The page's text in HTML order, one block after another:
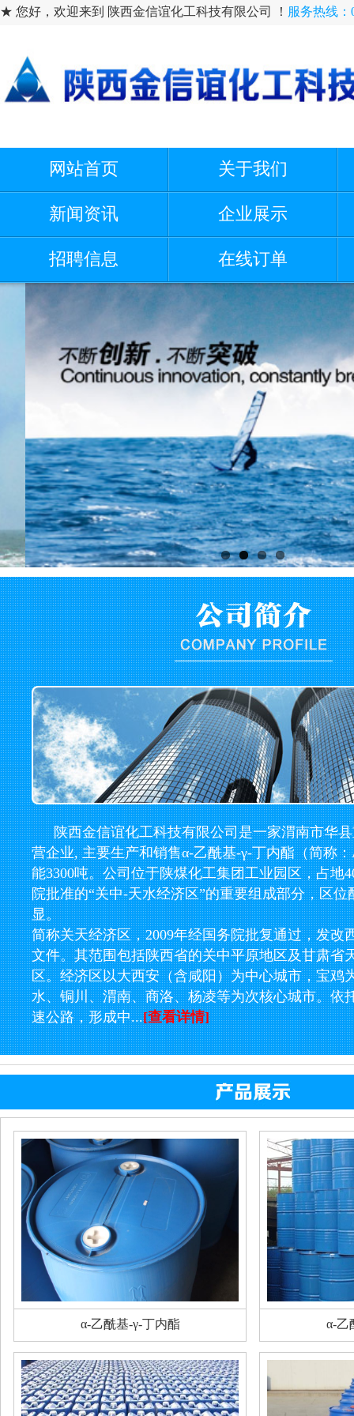
★ 您好，欢迎来到 陕西金信谊化工科技有限公司 ！ 服务热线：
网站首页 关于我们
新闻资讯 企业展示
招聘信息 在线订单
陕西金信谊化工科技有限公司是一家渭南市华
营企业, 主要生产和销售α-乙酰基-γ-丁内酯（简称
能3300吨。公司位于陕煤化工集团工业园区，占地
院批准的“关中-天水经济区”的重要组成部分，区位
显。
简称关天经济区，2009年经国务院批复通过，发改
文件。其范围包括陕西省的关中平原地区及甘肃省
区。经济区以大西安（含咸阳）为中心城市，宝鸡
水、铜川、渭南、商洛、杨凌等为次核心城市。依
速公路，形成中...[查看详情]
α-乙酰基-γ-丁内酯 α-乙